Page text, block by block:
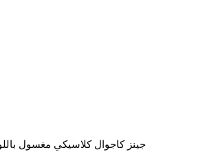
جينز كاجوال كلاسيكي مغسول